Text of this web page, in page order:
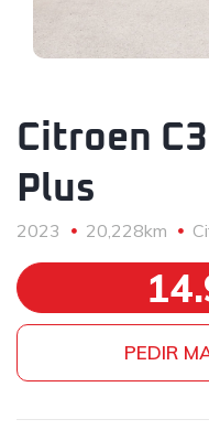
Citroen
Plus
2023 20,228km
PEDIR